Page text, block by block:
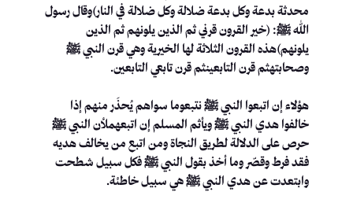
محدثة بدعة وكل بدعة ضلالة وكل ضلالة في النار)وقال رسول
الله ﷺ: (خير القرون قرني ثم الذين يلونهم ثم الذين
يلونهم)هذه القرون الثلاثة لها الخيرية وهي قرن النبي ﷺ
وصحابتهثم قرن التابعينثم قرن تابعي التابعين.
هؤلاء إن اتبعوا النبي ﷺ نتبعوما سواهم يُحذَر منهم إذا
خالفوا هدي النبي ﷺ ويأثم المسلم إن اتبعهملأن النبي ﷺ
حرص على الدلالة لطريق النجاة ومن اتبع من يخالف هديه
فقد فرط وقصّر وما أخذ بقول النبي ﷺ فكل سبيل شطحت
وابتعدت عن هدي النبي ﷺ هي سبيل خاطئة.